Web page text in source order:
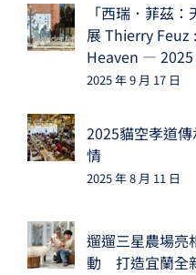
「西瑞．菲茲
展 Thierry
Heaven —
2025 年 9 月 17 日
2025貓空孝道
情
2025 年 8 月 11 日
遛遛三星農場亮
動 打造宜蘭全